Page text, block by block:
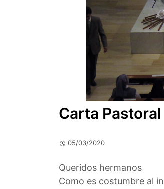
Carta
05/03/2020
Queridos hermanos
Como es costumbre al